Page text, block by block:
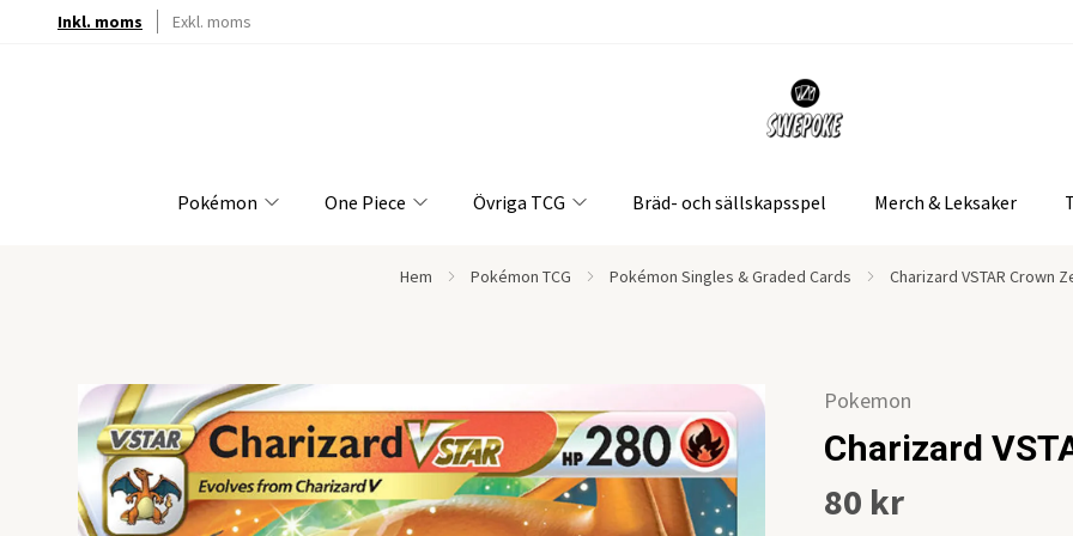
Inkl. moms Exkl. moms
Pokémon One Piece Övriga TCG Bräd- och sällskapsspel Merch & Leksaker
Hem Pokémon TCG Pokémon Singles & Graded Cards Charizard VSTAR Crown
Pokemon
Charizard
80 kr